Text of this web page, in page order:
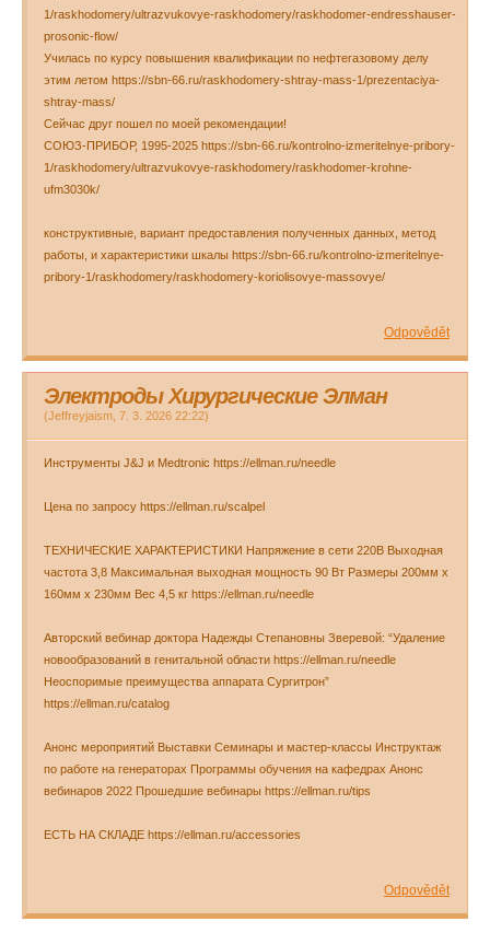
1/raskhodomery/ultrazvukovye-raskhodomery/raskhodomer-endresshauser-
prosonic-flow/
Училась по курсу повышения квалификации по нефтегазовому делу
этим летом https://sbn-66.ru/raskhodomery-shtray-mass-1/prezentaciya-
shtray-mass/
Сейчас друг пошел по моей рекомендации!
СОЮЗ-ПРИБОР, 1995-2025 https://sbn-66.ru/kontrolno-izmeritelnye-pribory-
1/raskhodomery/ultrazvukovye-raskhodomery/raskhodomer-krohne-
ufm3030k/
конструктивные, вариант предоставления полученных данных, метод
работы, и характеристики шкалы https://sbn-66.ru/kontrolno-izmeritelnye-
pribory-1/raskhodomery/raskhodomery-koriolisovye-massovye/
Odpovědět
Электроды Хирургические Элман
(Jeffreyjaism 7. 3. 2026 22:22)
Инструменты J&J и Medtronic https://ellman.ru/needle
Цена по запросу https://ellman.ru/scalpel
ТЕХНИЧЕСКИЕ ХАРАКТЕРИСТИКИ Напряжение в сети 220В Выходная
частота 3,8 Максимальная выходная мощность 90 Вт Размеры 200мм х
160мм х 230мм Вес 4,5 кг https://ellman.ru/needle
Авторский вебинар доктора Надежды Степановны Зверевой: “Удаление
новообразований в генитальной области https://ellman.ru/needle
Неоспоримые преимущества аппарата Сургитрон”
https://ellman.ru/catalog
Анонс мероприятий Выставки Семинары и мастер-классы Инструктаж
по работе на генераторах Программы обучения на кафедрах Анонс
вебинаров 2022 Прошедшие вебинары https://ellman.ru/tips
ЕСТЬ НА СКЛАДЕ https://ellman.ru/accessories
Odpovědět